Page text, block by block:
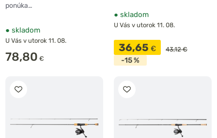
ponúka…
● skladom
U Vás v utorok 11. 08.
78,80 €
● skladom
U Vás v utorok 11. 08.
36,65 € 43,12 €
-15 %